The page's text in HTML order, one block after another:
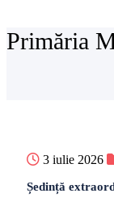
Primăria
3 iulie 2026
Ședință